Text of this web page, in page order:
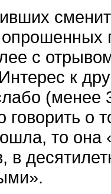
с
к
(менее
о
то она
в